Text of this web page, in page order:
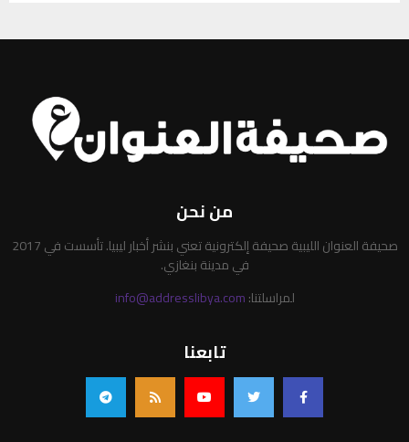
من نحن
صحيفة العنوان الليبية صحيفة إلكترونية تعني بنشر أخبار ليبيا. تأسست في 2017
في مدينة بنغازي.
لمراسلتنا:info@addresslibya.com
تابعنا